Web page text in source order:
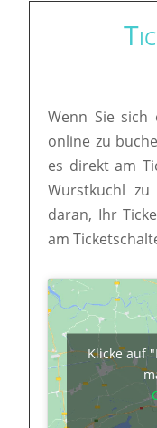
Wenn Sie sich
online zu
es direkt am
Wurstkuchl
daran, Ihr
am
Klicke auf